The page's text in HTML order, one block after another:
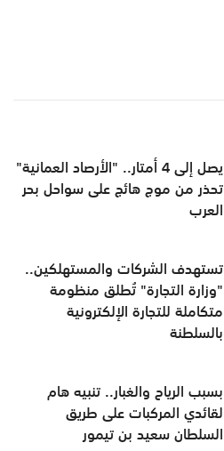
يصل إلى 4 أمتار.. "الأرصاد العمانية"
تحذر من موج هائج على سواحل بحر
العرب
تستهدف الشركات والمستهلكين..
"وزارة التجارة" تُطلق منظومة
متكاملة للتجارة الإلكترونية
بالسلطنة
بسبب الرياح والغبار.. تنبيه هام
لقائدي المركبات على طريق
السلطان سعيد بن تيمور